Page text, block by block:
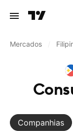
Mercados
Companhias